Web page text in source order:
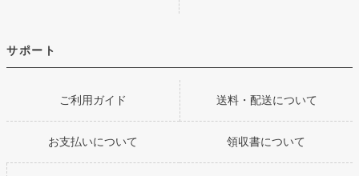
サポート
ご利用ガイド 送料・配送について
お支払いについて 領収書について